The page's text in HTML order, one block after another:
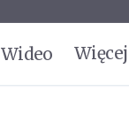
Wideo Więcej